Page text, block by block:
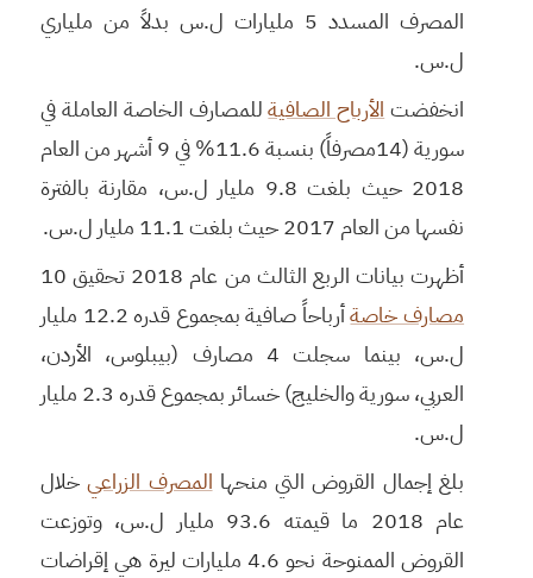
المصرف المسدد 5 مليارات ل.س بدلاً من ملياري
ل.س.
انخفضتالأرباح الصافيةللمصارف الخاصة العاملة في
سورية (14مصرفاً) بنسبة 11.6% في 9 أشهر من العام
2018 حيث بلغت 9.8 مليار ل.س، مقارنة بالفترة
نفسها من العام 2017 حيث بلغت 11.1 مليار ل.س.
أظهرت بيانات الربع الثالث من عام 2018 تحقيق 10
مصارف خاصة
أرباحاً صافية بمجموع قدره 12.2 مليار
ل.س، بينما سجلت 4 مصارف (بيبلوس، الأردن،
العربي، سورية والخليج) خسائر بمجموع قدره 2.3 مليار
ل.س.
بلغ إجمال القروض التي منحهاالمصرف الزراعيخلال
عام 2018 ما قيمته 93.6 مليار ل.س، وتوزعت
القروض الممنوحة نحو 4.6 مليارات ليرة هي إقراضات